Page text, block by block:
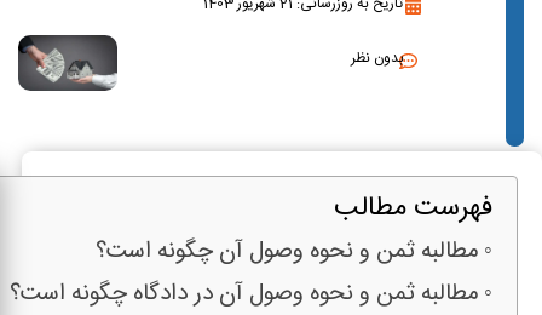
بدون نظر
فهرست مطالب
مطالبه ثمن و نحوه وصول آن چگونه است؟
مطالبه ثمن و نحوه وصول آن در دادگاه چگونه است؟